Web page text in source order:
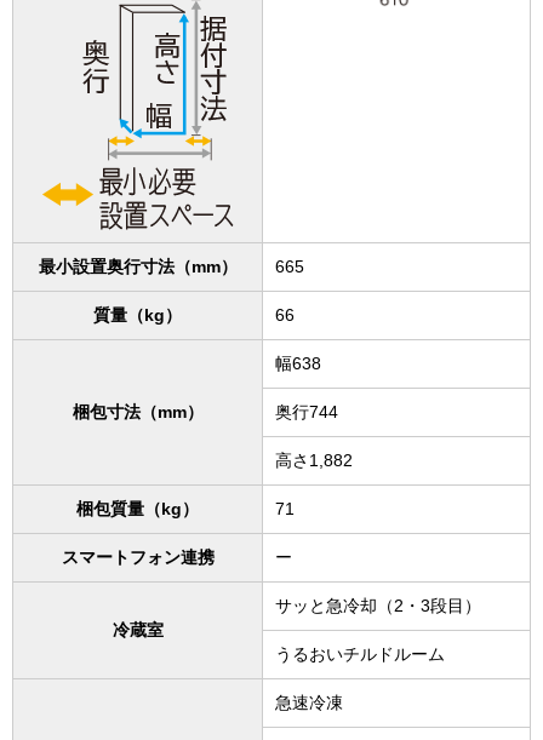
最小設置奥行寸法（mm） 665
質量（kg） 66
梱包寸法（mm）
幅638
奥行744
高さ1,882
梱包質量（kg） 71
スマートフォン連携 ー
冷蔵室
サッと急冷却（2・3段目）
うるおいチルドルーム
急速冷凍